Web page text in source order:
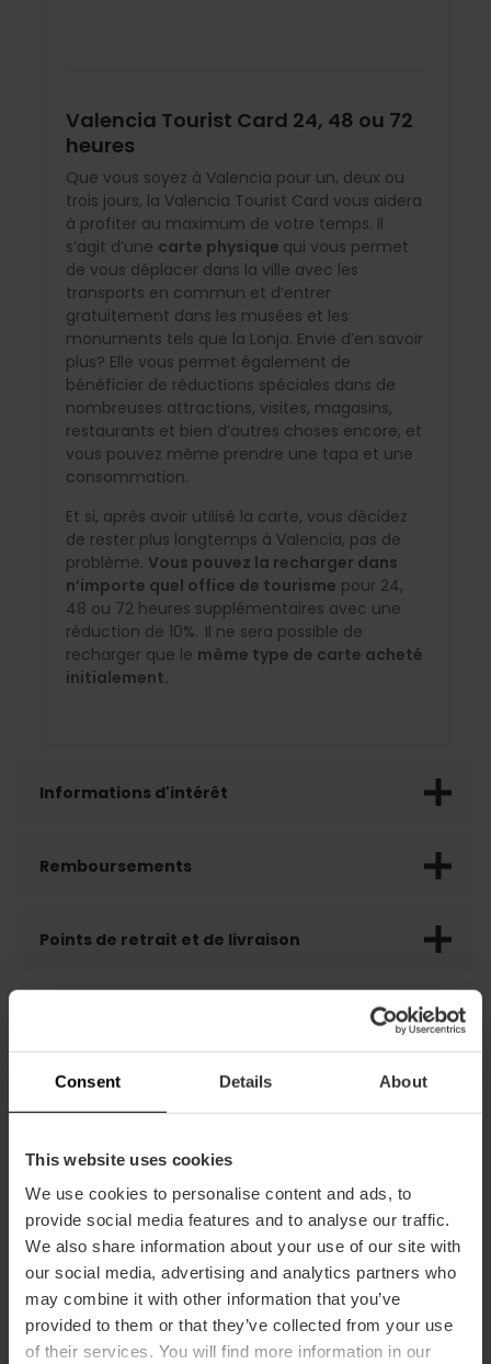
Consent Details About
This website uses cookies
We use cookies to personalise content and ads, to
provide social media features and to analyse our traffic.
We also share information about your use of our site with
our social media, advertising and analytics partners who
may combine it with other information that you’ve
provided to them or that they’ve collected from your use
of their services. You will find more information in our
Valencia Tourist Card 24, 48 ou 72
heures
Que vous soyez à Valencia pour un, deux ou
trois jours, la Valencia Tourist Card vous aidera
à profiter au maximum de votre temps. Il
s’agit d’une carte physique qui vous permet
de vous déplacer dans la ville avec les
transports en commun et d’entrer
gratuitement dans les musées et les
monuments tels que la Lonja. Envie d’en savoir
plus? Elle vous permet également de
bénéficier de réductions spéciales dans de
nombreuses attractions, visites, magasins,
restaurants et bien d’autres choses encore, et
vous pouvez même prendre une tapa et une
consommation.
Et si, après avoir utilisé la carte, vous décidez
de rester plus longtemps à Valencia, pas de
problème. Vous pouvez la recharger dans
n’importe quel office de tourisme pour 24,
48 ou 72 heures supplémentaires avec une
réduction de 10%. Il ne sera possible de
recharger que le même type de carte acheté
initialement.
Informations d'intérêt
Remboursements
Points de retrait et de livraison
Vous pourriez aussi être
intéressés